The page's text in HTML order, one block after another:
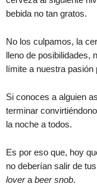
bebida no tan gratos.
No los culpamos, la
lleno de posibilidades,
límite a nuestra pasión
Si conoces a alguien
terminar
la noche a todos.
Es por eso que, hoy
no deberían salir de
lovera beer snob.